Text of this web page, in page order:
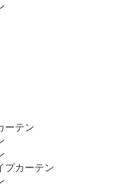
ーテン
プカーテン